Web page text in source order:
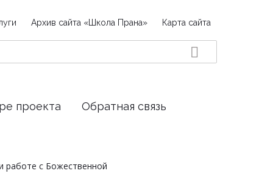
Архив сайта «Школа Прана» Карта сайта
проекта Обратная связь
работе с Божественной